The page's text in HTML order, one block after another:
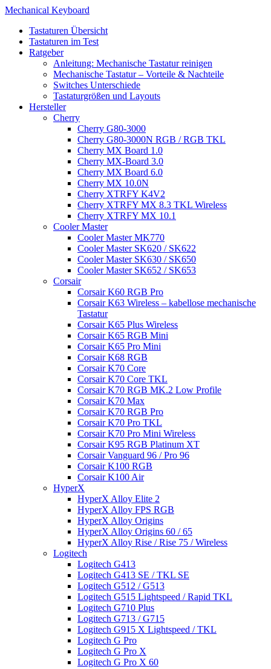
Mechanical Keyboard
Tastaturen Übersicht
Tastaturen im Test
Ratgeber
Anleitung: Mechanische Tastatur reinigen
Mechanische Tastatur – Vorteile & Nachteile
Switches Unterschiede
Tastaturgrößen und Layouts
Hersteller
Cherry
Cherry G80-3000
Cherry G80-3000N RGB / RGB TKL
Cherry MX Board 1.0
Cherry MX-Board 3.0
Cherry MX Board 6.0
Cherry MX 10.0N
Cherry XTRFY K4V2
Cherry XTRFY MX 8.3 TKL Wireless
Cherry XTRFY MX 10.1
Cooler Master
Cooler Master MK770
Cooler Master SK620 / SK622
Cooler Master SK630 / SK650
Cooler Master SK652 / SK653
Corsair
Corsair K60 RGB Pro
Corsair K63 Wireless – kabellose mechanische
Tastatur
Corsair K65 Plus Wireless
Corsair K65 RGB Mini
Corsair K65 Pro Mini
Corsair K68 RGB
Corsair K70 Core
Corsair K70 Core TKL
Corsair K70 RGB MK.2 Low Profile
Corsair K70 Max
Corsair K70 RGB Pro
Corsair K70 Pro TKL
Corsair K70 Pro Mini Wireless
Corsair K95 RGB Platinum XT
Corsair Vanguard 96 / Pro 96
Corsair K100 RGB
Corsair K100 Air
HyperX
HyperX Alloy Elite 2
HyperX Alloy FPS RGB
HyperX Alloy Origins
HyperX Alloy Origins 60 / 65
HyperX Alloy Rise / Rise 75 / Wireless
Logitech
Logitech G413
Logitech G413 SE / TKL SE
Logitech G512 / G513
Logitech G515 Lightspeed / Rapid TKL
Logitech G710 Plus
Logitech G713 / G715
Logitech G915 X Lightspeed / TKL
Logitech G Pro
Logitech G Pro X
Logitech G Pro X 60